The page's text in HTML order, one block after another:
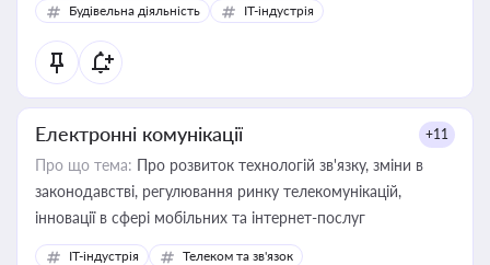
Будівельна діяльність IT-індустрія
Електронні комунікації +11
Про що тема: Про розвиток технологій зв'язку, зміни в
законодавстві, регулювання ринку телекомунікацій,
інновації в сфері мобільних та інтернет-послуг
IT-індустрія Телеком та зв'язок